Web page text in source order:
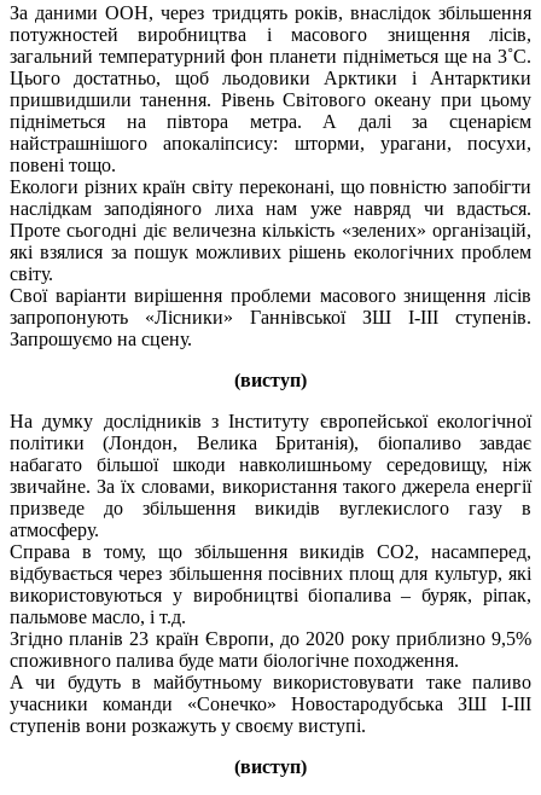
За даними ООН, через тридцять років, внаслідок збільшення
потужностей виробництва і масового знищення лісів,
загальний температурний фон планети підніметься ще на 3˚С.
Цього достатньо, щоб льодовики Арктики і Антарктики
пришвидшили танення. Рівень Світового океану при цьому
підніметься на півтора метра. А далі за сценарієм
найстрашнішого апокаліпсису: шторми, урагани, посухи,
повені тощо.
Екологи різних країн світу переконані, що повністю запобігти
наслідкам заподіяного лиха нам уже навряд чи вдасться.
Проте сьогодні діє величезна кількість «зелених» організацій,
які взялися за пошук можливих рішень екологічних проблем
світу.
Свої варіанти вирішення проблеми масового знищення лісів
запропонують «Лісники» Ганнівської ЗШ I-III ступенів.
Запрошуємо на сцену.
(виступ)
На думку дослідників з Інституту європейської екологічної
політики (Лондон, Велика Британія), біопаливо завдає
набагато більшої шкоди навколишньому середовищу, ніж
звичайне. За їх словами, використання такого джерела енергії
призведе до збільшення викидів вуглекислого газу в
атмосферу.
Справа в тому, що збільшення викидів CO2, насамперед,
відбувається через збільшення посівних площ для культур, які
використовуються у виробництві біопалива – буряк, ріпак,
пальмове масло, і т.д.
Згідно планів 23 країн Європи, до 2020 року приблизно 9,5%
споживного палива буде мати біологічне походження.
А чи будуть в майбутньому використовувати таке паливо
учасники команди «Сонечко» Новостародубська ЗШ I-III
ступенів вони розкажуть у своєму виступі.
(виступ)